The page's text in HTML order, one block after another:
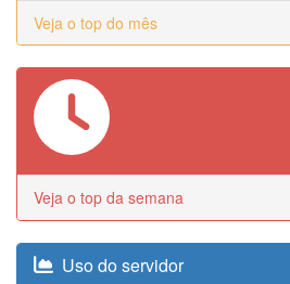
Veja o top do mês
Veja o top da semana
Uso do servidor